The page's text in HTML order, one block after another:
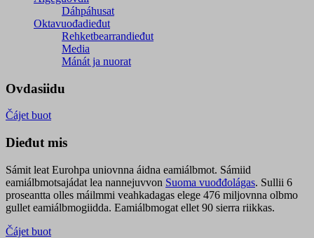
Dáhpáhusat
Oktavuođadieđut
Rehketbearrandieđut
Media
Mánát ja nuorat
Ovdasiidu
Čájet buot
Dieđut mis
Sámit leat Eurohpa uniovnna áidna eamiálbmot. Sámiid
eamiálbmotsajádat lea nannejuvvon Suoma vuođđolágas. Sullii 6
proseantta olles máilmmi veahkadagas elege 476 miljovnna olbmo
gullet eamiálbmogiidda. Eamiálbmogat ellet 90 sierra riikkas.
Čájet buot